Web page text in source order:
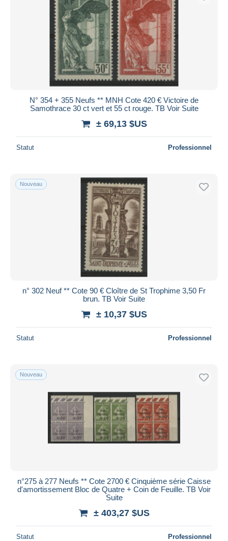
N° 354 + 355 Neufs ** MNH Cote 420 € Victoire de
Samothrace 30 ct vert et 55 ct rouge. TB Voir Suite
± 69,13 $US
Statut Professionnel
Nouveau
n° 302 Neuf ** Cote 90 € Cloître de St Trophime 3,50 Fr
brun. TB Voir Suite
± 10,37 $US
Statut Professionnel
Nouveau
n°275 à 277 Neufs ** Cote 2700 € Cinquième série Caisse
d'amortissement Bloc de Quatre + Coin de Feuille. TB Voir
Suite
± 403,27 $US
Statut Professionnel